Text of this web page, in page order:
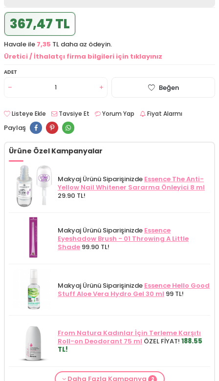
367,47 TL
Havale ile 7,35 TL daha az ödeyin.
Üretici / İthalatçı firma bilgileri için tıklayınız
ADET
Beğen
Listeye Ekle Tavsiye Et Yorum Yap Fiyat Alarmı
Paylaş
Ürüne Özel Kampanyalar
Makyaj Ürünü Siparişinizde Essence The Anti-
Yellow Nail Whitener Sararma Önleyici 8 ml
29.90 TL!
Makyaj Ürünü Siparişinizde Essence
Eyeshadow Brush - 01 Throwing A Little
Shade 99.90 TL!
Makyaj Ürünü Siparişinizde Essence Hello Good
Stuff Aloe Vera Hydro Gel 30 ml 99 TL!
From Natura Kadınlar İçin Terleme Karşıtı
Roll-on Deodorant 75 ml ÖZEL FİYAT! 188.55
TL!
Daha Fazla Kampanya 2